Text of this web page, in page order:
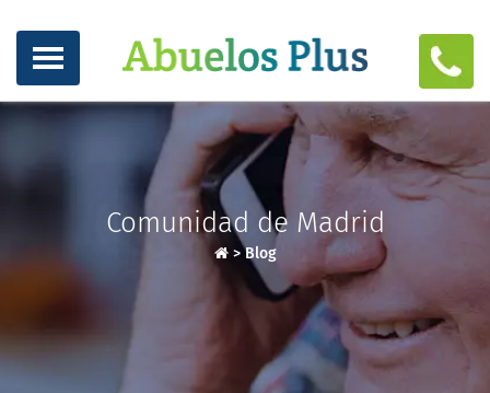
Comunidad de Madrid
>Blog